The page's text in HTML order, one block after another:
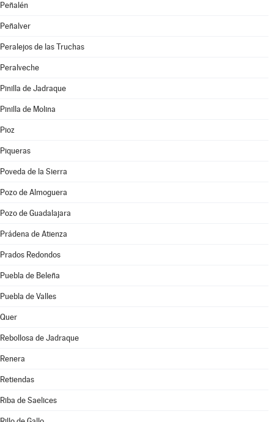
Peñalén
Peñalver
Peralejos de las Truchas
Peralveche
Pinilla de Jadraque
Pinilla de Molina
Pioz
Piqueras
Poveda de la Sierra
Pozo de Almoguera
Pozo de Guadalajara
Prádena de Atienza
Prados Redondos
Puebla de Beleña
Puebla de Valles
Quer
Rebollosa de Jadraque
Renera
Retiendas
Riba de Saelices